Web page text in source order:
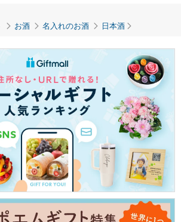
ございますので、完成イメージ確定後のキャン
しかねます。
願いいたします。
お酒 名入れのお酒 日本酒